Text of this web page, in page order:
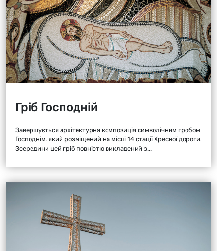
Гріб Господній
Завершується архітектурна композиція символічним гробом
Господнім, який розміщений на місці 14 стації Хресної дороги.
Зсередини цей гріб повністю викладений з...